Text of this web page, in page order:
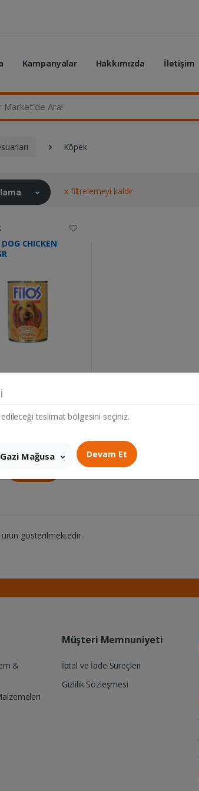
Kampanyalar Hakkımızda İletişim
Ara...
Köpek
x filtrelemeyi kaldır
DOG CHICKEN
....
gösterilmektedir.
&
Müşteri Memnuniyeti
İptal ve İade Süreçleri
Gizlilik Sözleşmesi
teslimat bölgesini seçiniz.
Gazi Mağusa Devam Et